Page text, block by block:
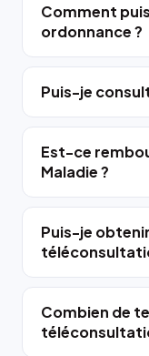
Comment
ordonnance ?
Puis-je
Est-ce
Maladie ?
Puis-je
Combien de